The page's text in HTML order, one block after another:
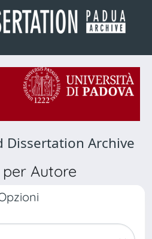
Dissertation Archive
Autore